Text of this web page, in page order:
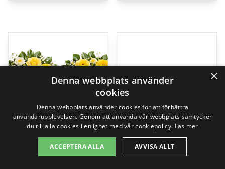
×
Denna webbplats använder
cookies
Denna webbplats använder cookies för att förbättra
användarupplevelsen. Genom att använda vår webbplats samtycker
du till alla cookies i enlighet med vår cookiepolicy. Läs mer
ACCEPTERA ALLA AVVISA ALLT